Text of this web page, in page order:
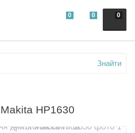
0
0 0
Знайти
HP1630